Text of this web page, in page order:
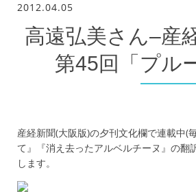
2012.04.05
高遠弘美さん–
第45回「プル
産経新聞(大阪版)の夕刊文化欄で連載中(
て』『消え去ったアルベルチーヌ』の翻
します。